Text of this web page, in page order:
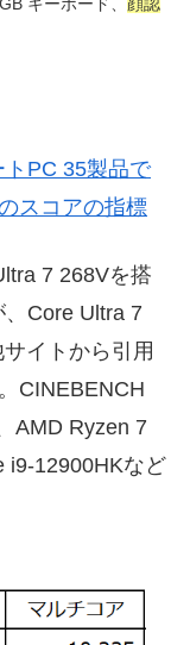
PC 35製品で
スコアの指標
7 268Vを搭
Core Ultra 7
イトから引用
CINEBENCH
AMD Ryzen 7
i9-12900HKなど